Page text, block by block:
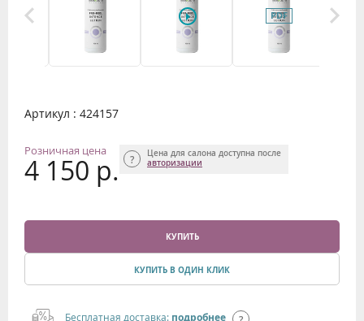
Артикул : 424157
Розничная цена
4 150 р.
Цена для салона доступна после
авторизации
КУПИТЬ
КУПИТЬ В ОДИН КЛИК
Бесплатная доставка: подробнее